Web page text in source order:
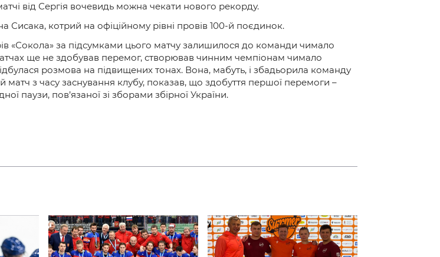
від Сергія вочевидь можна чекати нового рекорду.
котрий на офіційному рівні провів 100-й поєдинок.
«Сокола» за підсумками цього матчу залишилося до команди чимало
ще не здобував перемог, створював чинним чемпіонам чимало
розмова на підвищених тонах. Вона, мабуть, і збадьорила команду
з часу заснування клубу, показав, що здобуття першої перемоги –
паузи, пов’язаної зі зборами збірної України.